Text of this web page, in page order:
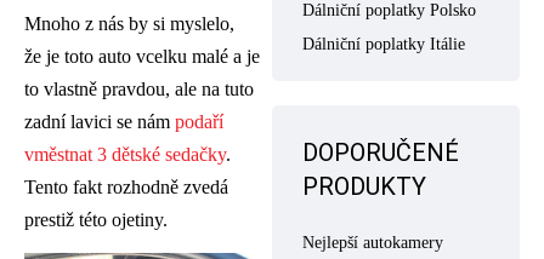
Mnoho z nás by si myslelo,
že je toto auto vcelku malé a je
to vlastně pravdou, ale na tuto
zadní lavici se nám podaří
vměstnat 3 dětské sedačky.
Tento fakt rozhodně zvedá
prestiž této ojetiny.
Dálniční poplatky Polsko
Dálniční poplatky Itálie
DOPORUČENÉ
PRODUKTY
Nejlepší autokamery